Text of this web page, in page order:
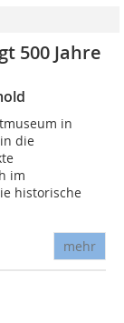
500 Jahre
in
die
im
historische
mehr